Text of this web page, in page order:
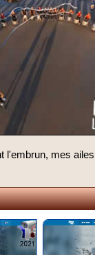
l'embrun, mes